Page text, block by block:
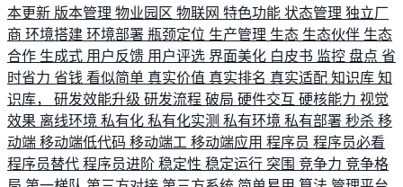
本更新 版本管理 物业园区 物联网 特色功能 状态管理 独立厂
商 环境搭建 环境部署 瓶颈定位 生产管理 生态 生态伙伴 生态
合作 生成式 用户反馈 用户评选 界面美化 白皮书 监控 盘点 省
时省力 省钱 看似简单 真实价值 真实排名 真实适配 知识库 知
识库， 研发效能升级 研发流程 破局 硬件交互 硬核能力 视觉
效果 离线环境 私有化 私有化实测 私有环境 私有部署 秒杀 移
动端 移动端低代码 移动端工 移动端应用 程序员 程序员必看
程序员替代 程序员进阶 稳定性 稳定运行 突围 竞争力 竞争格